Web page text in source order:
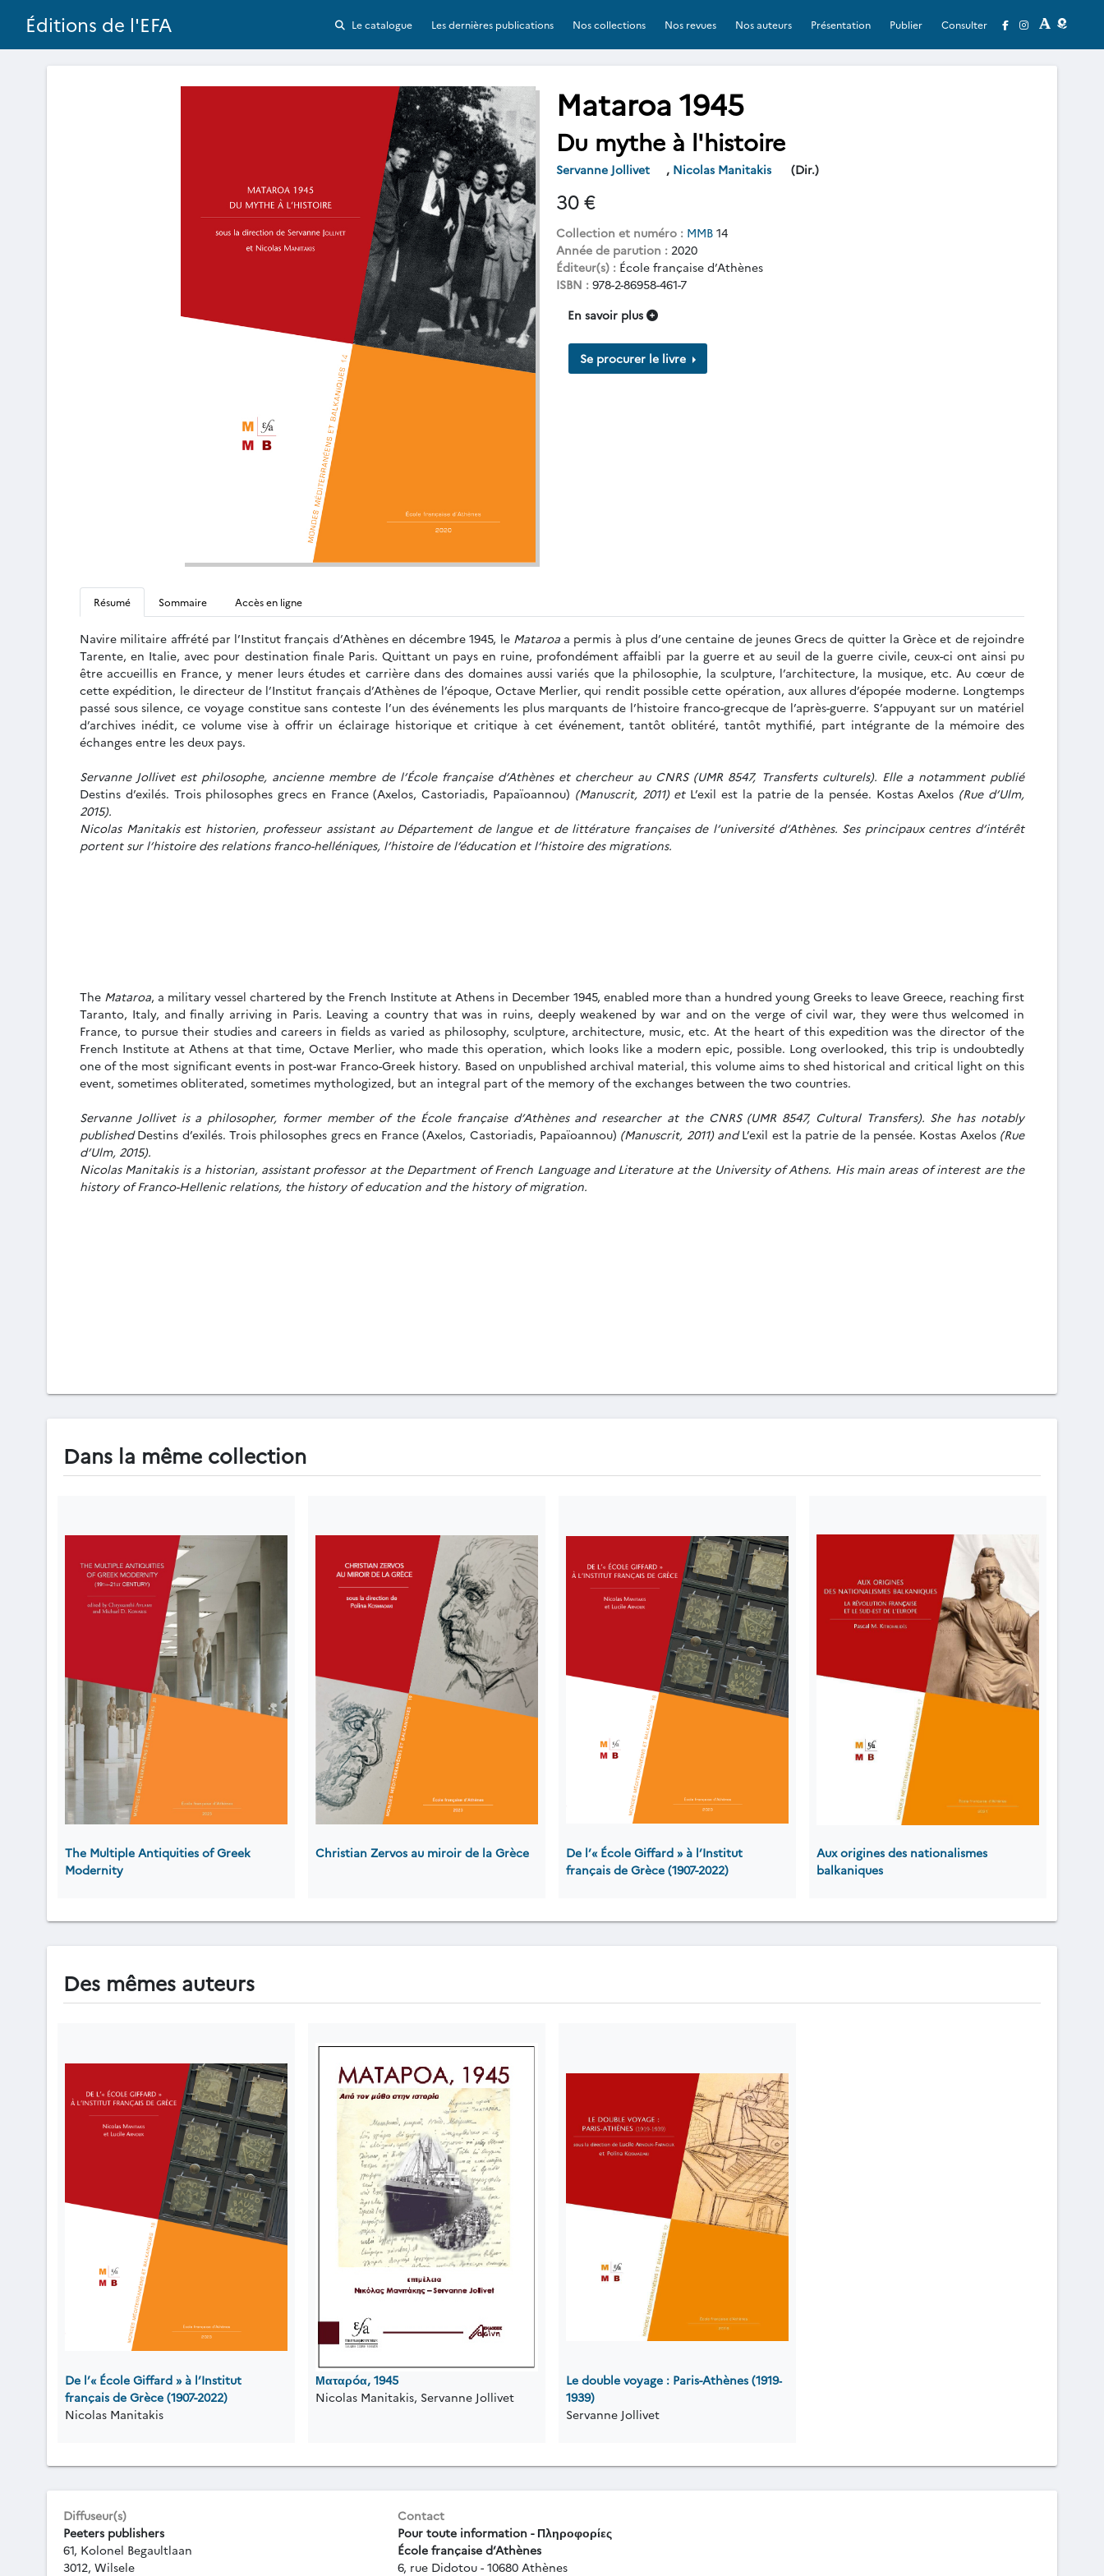
Éditions de l'EFA Le catalogue Les dernières publications Nos collections Nos revues Nos auteurs Présentation Publier Consulter
Mataroa 1945
Du mythe à l'histoire
Servanne Jollivet , Nicolas Manitakis (Dir.)
30 €
Collection et numéro : MMB 14
Année de parution : 2020
Éditeur(s) : École française d’Athènes
ISBN : 978-2-86958-461-7
En savoir plus
Se procurer le livre
Résumé Sommaire Accès en ligne
Navire militaire affrété par l’Institut français d’Athènes en décembre 1945, le Mataroaa permis à plus d’une centaine de jeunes Grecs de quitter la Grèce et de rejoindre
Tarente, en Italie, avec pour destination finale Paris. Quittant un pays en ruine, profondément affaibli par la guerre et au seuil de la guerre civile, ceux-ci ont ainsi pu
être accueillis en France, y mener leurs études et carrière dans des domaines aussi variés que la philosophie, la sculpture, l’architecture, la musique, etc. Au cœur de
cette expédition, le directeur de l’Institut français d’Athènes de l’époque, Octave Merlier, qui rendit possible cette opération, aux allures d’épopée moderne. Longtemps
passé sous silence, ce voyage constitue sans conteste l’un des événements les plus marquants de l’histoire franco-grecque de l’après-guerre. S’appuyant sur un matériel
d’archives inédit, ce volume vise à offrir un éclairage historique et critique à cet événement, tantôt oblitéré, tantôt mythifié, part intégrante de la mémoire des
échanges entre les deux pays.
Servanne Jollivet est philosophe, ancienne membre de l’École française d’Athènes et chercheur au CNRS (UMR 8547, Transferts culturels). Elle a notamment publié
Destins d’exilés. Trois philosophes grecs en France (Axelos, Castoriadis, Papaïoannou) (Manuscrit, 2011) et L’exil est la patrie de la pensée. Kostas Axelos (Rue d’Ulm,
2015).
Nicolas Manitakis est historien, professeur assistant au Département de langue et de littérature françaises de l’université d’Athènes. Ses principaux centres d’intérêt
portent sur l’histoire des relations franco-helléniques, l’histoire de l’éducation et l’histoire des migrations.
The Mataroa, a military vessel chartered by the French Institute at Athens in December 1945, enabled more than a hundred young Greeks to leave Greece, reaching first
Taranto, Italy, and finally arriving in Paris. Leaving a country that was in ruins, deeply weakened by war and on the verge of civil war, they were thus welcomed in
France, to pursue their studies and careers in fields as varied as philosophy, sculpture, architecture, music, etc. At the heart of this expedition was the director of the
French Institute at Athens at that time, Octave Merlier, who made this operation, which looks like a modern epic, possible. Long overlooked, this trip is undoubtedly
one of the most significant events in post-war Franco-Greek history. Based on unpublished archival material, this volume aims to shed historical and critical light on this
event, sometimes obliterated, sometimes mythologized, but an integral part of the memory of the exchanges between the two countries.
Servanne Jollivet is a philosopher, former member of the École française d’Athènes and researcher at the CNRS (UMR 8547, Cultural Transfers). She has notably
publishedDestins d’exilés. Trois philosophes grecs en France (Axelos, Castoriadis, Papaïoannou) (Manuscrit, 2011) andL’exil est la patrie de la pensée. Kostas Axelos(Rue
d’Ulm, 2015).
Nicolas Manitakis is a historian, assistant professor at the Department of French Language and Literature at the University of Athens. His main areas of interest are the
history of Franco-Hellenic relations, the history of education and the history of migration.
Dans la même collection
The Multiple Antiquities of Greek
Modernity
Christian Zervos au miroir de la Grèce
De l’« École Giffard » à l’Institut
français de Grèce (1907-2022)
Aux origines des nationalismes
balkaniques
Des mêmes auteurs
De l’« École Giffard » à l’Institut
français de Grèce (1907-2022)
Nicolas Manitakis
Ματαρóα, 1945
Nicolas Manitakis, Servanne Jollivet
Le double voyage : Paris-Athènes (1919‐
1939)
Servanne Jollivet
Diffuseur(s)
Peeters publishers
61, Kolonel Begaultlaan
3012, Wilsele
Contact
Pour toute information - Πληροφορίες
École française d’Athènes
6, rue Didotou - 10680 Athènes